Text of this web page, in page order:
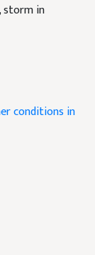
storm in
conditions in